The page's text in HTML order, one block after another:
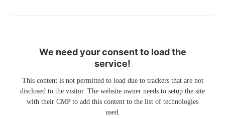
We need your consent to load the
service!
This content is not permitted to load due to trackers that are not
disclosed to the visitor. The website owner needs to setup the site
with their CMP to add this content to the list of technologies
used.